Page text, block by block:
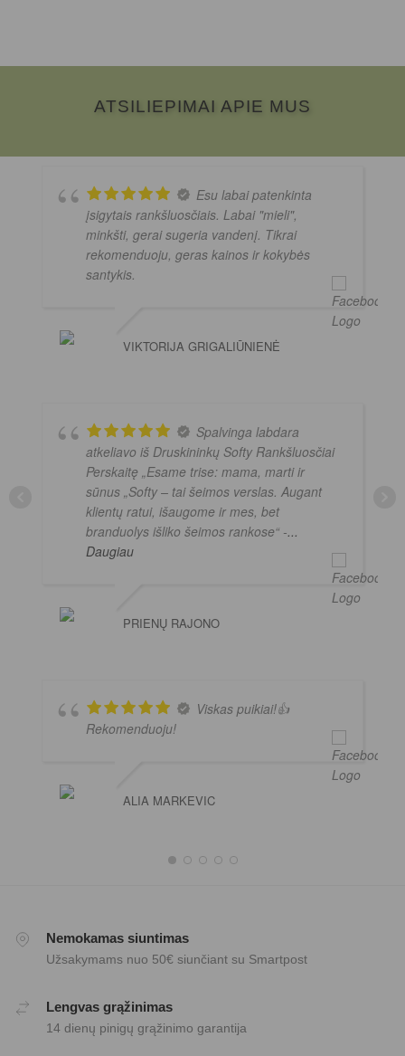
ATSILIEPIMAI APIE MUS
Esu labai patenkinta
įsigytais rankšluosčiais. Labai "mieli",
minkšti, gerai sugeria vandenį. Tikrai
rekomenduoju, geras kainos ir kokybės
santykis.
VIKTORIJA GRIGALIŪNIENĖ
Spalvinga labdara
atkeliavo iš Druskininkų Softy Rankšluosčiai
Perskaitę „Esame trise: mama, marti ir
sūnus „Softy – tai šeimos verslas. Augant
klientų ratui, išaugome ir mes, bet
branduolys išliko šeimos rankose“ -...
Daugiau
PRIENŲ RAJONO
Viskas puikiai!👍
Rekomenduoju!
ALIA MARKEVIC
Nemokamas siuntimas
Užsakymams nuo 50€ siunčiant su Smartpost
Lengvas grąžinimas
14 dienų pinigų grąžinimo garantija